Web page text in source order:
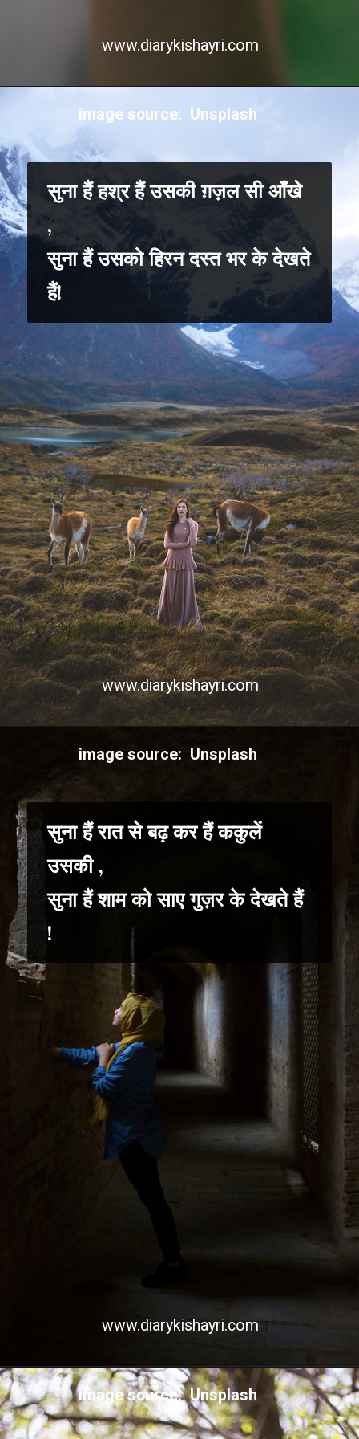
www.diarykishayri.com
सुना हैं हश्र हैं उसकी ग़ज़ल सी आँखे
,
सुना हैं उसको हिरन दस्त भर के देखते
हैं!
www.diarykishayri.com
image source: Unsplash
सुना हैं रात से बढ़ कर हैं ककुलें
उसकी ,
सुना हैं शाम को साए गुज़र के देखते हैं
!
www.diarykishayri.com
image source: Unsplash
image source: Unsplash